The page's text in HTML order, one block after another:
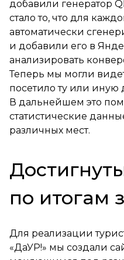
добавили генератор
стало то, что для
автоматически
и добавили его в
анализировать
Теперь мы могли
посетило ту или иную
В дальнейшем это
статистические
различных мест.
по итогам
Для реализации
«ДаУР!» мы создали